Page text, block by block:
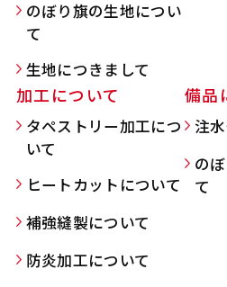
のぼり旗の生地につい
て
生地につきまして
加工について
タペストリー加工につ
いて
ヒートカットについて
補強縫製について
防炎加工について
備品
注
の
て
のぼりだけでなく、ポスター
Aバナー
Aバナーは三角の形状を利用
種のデザインを楽しむこと
後ろからもアピールができ
のぼりだけでなく、ポスター
自由入力
お好みのサイズで縦幕・横
長辺が180cm以内、短辺が
由なサイズを指定下さい！